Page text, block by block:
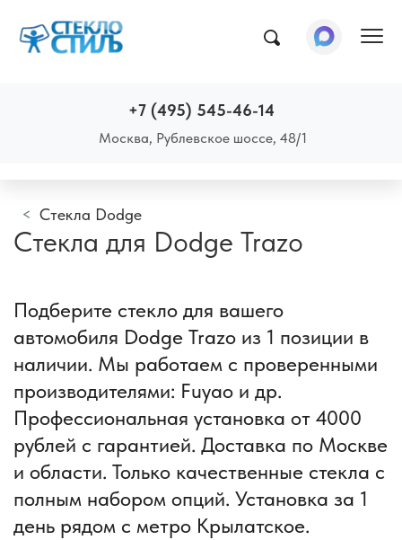
+7 (495) 545-46-14
Москва, Рублевское шоссе, 48/1
Стекла Dodge
Стекла для Dodge Trazo
Подберите стекло для вашего
автомобиля Dodge Trazo из 1 позиции в
наличии. Мы работаем с проверенными
производителями: Fuyao и др.
Профессиональная установка от 4000
рублей с гарантией. Доставка по Москве
и области. Только качественные стекла с
полным набором опций. Установка за 1
день рядом с метро Крылатское.